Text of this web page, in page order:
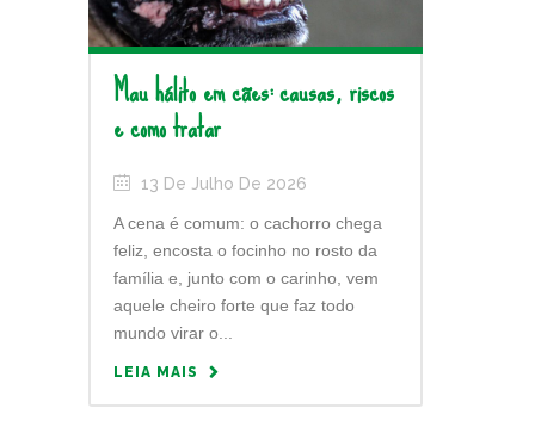
Mau hálito em cães: causas, riscos
e como tratar
13 De Julho De 2026
A cena é comum: o cachorro chega
feliz, encosta o focinho no rosto da
família e, junto com o carinho, vem
aquele cheiro forte que faz todo
mundo virar o...
LEIA MAIS